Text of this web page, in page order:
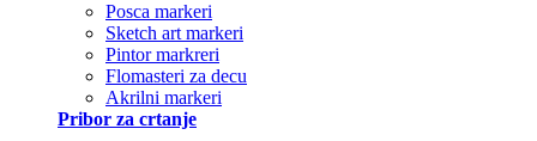
Posca markeri
Sketch art markeri
Pintor markreri
Flomasteri za decu
Akrilni markeri
Pribor za crtanje